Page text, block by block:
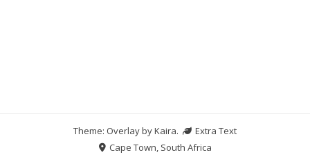
Theme: Overlay byKaira.
Extra Text
Cape Town, South Africa